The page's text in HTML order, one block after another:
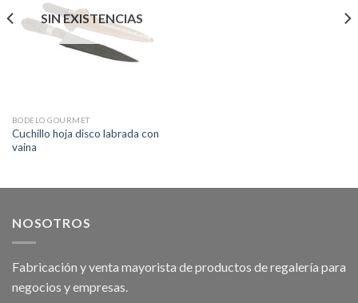
SIN EXISTENCIAS
BODELO GOURMET
Cuchillo hoja disco labrada con
vaina
NOSOTROS
Fabricación y venta mayorista de productos de regalería para
negocios y empresas.